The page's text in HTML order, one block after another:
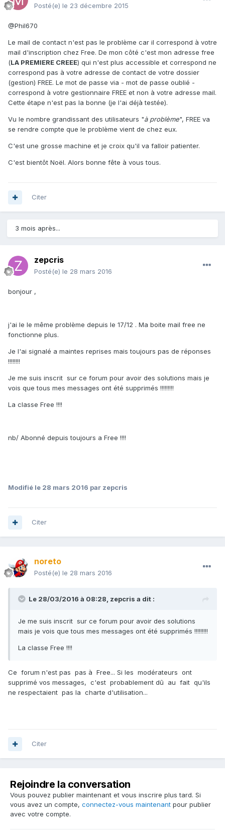
Posté(e) le 23 décembre 2015
@Phil670
Le mail de contact n'est pas le problème car il correspond à votre
mail d'inscription chez Free. De mon côté c'est mon adresse free
(LA PREMIERE CREEE) qui n'est plus accessible et correspond ne
correspond pas à votre adresse de contact de votre dossier
(gestion) FREE. Le mot de passe via - mot de passe oublié -
correspond à votre gestionnaire FREE et non à votre adresse mail.
Cette étape n'est pas la bonne (je l'ai déjà testée).
Vu le nombre grandissant des utilisateurs "à problème", FREE va
se rendre compte que le problème vient de chez eux.
C'est une grosse machine et je croix qu'il va falloir patienter.
C'est bientôt Noël. Alors bonne fête à vous tous.
Citer
3 mois après...
zepcris
Posté(e) le 28 mars 2016
bonjour ,
j'ai le le même problème depuis le 17/12 . Ma boite mail free ne
fonctionne plus.
Je l'ai signalé a maintes reprises mais toujours pas de réponses
!!!!!!!!
Je me suis inscrit sur ce forum pour avoir des solutions mais je
vois que tous mes messages ont été supprimés !!!!!!!!!
La classe Free !!!!
nb/ Abonné depuis toujours a Free !!!!
Modifié le 28 mars 2016 par zepcris
Citer
noreto
Posté(e) le 28 mars 2016
Le 28/03/2016 à 08:28, zepcris a dit :
Je me suis inscrit sur ce forum pour avoir des solutions
mais je vois que tous mes messages ont été supprimés !!!!!!!!!
La classe Free !!!!
Ce forum n'est pas pas à Free... Si les modérateurs ont
supprimé vos messages, c'est probablement dû au fait qu'ils
ne respectaient pas la charte d'utilisation...
Citer
Rejoindre la conversation
Vous pouvez publier maintenant et vous inscrire plus tard. Si
vous avez un compte, connectez-vous maintenant pour publier
avec votre compte.